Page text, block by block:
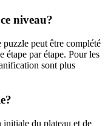
niveau?
puzzle peut être complété
étape par étape. Pour les
sont plus
du plateau et de